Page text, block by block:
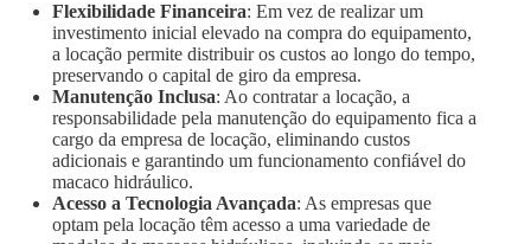
Flexibilidade Financeira: Em vez de realizar um
investimento inicial elevado na compra do equipamento,
a locação permite distribuir os custos ao longo do tempo,
preservando o capital de giro da empresa.
Manutenção Inclusa: Ao contratar a locação, a
responsabilidade pela manutenção do equipamento fica a
cargo da empresa de locação, eliminando custos
adicionais e garantindo um funcionamento confiável do
macaco hidráulico.
Acesso a Tecnologia Avançada: As empresas que
optam pela locação têm acesso a uma variedade de